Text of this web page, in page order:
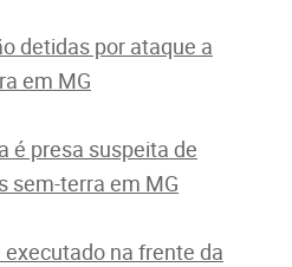
detidas por ataque a
em MG
é presa suspeita de
sem-terra em MG
na frente da